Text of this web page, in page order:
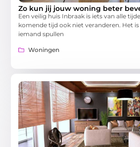
Zo kun jij jouw woning beter
Een veilig huis Inbraak is iets van alle
komende tijd ook niet veranderen. Het
iemand spullen
Woningen